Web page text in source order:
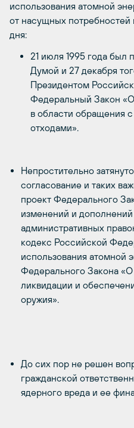
использования атомной
от насущных
дня:
21 июля 1995 года был
Думой и 27 декабря
Президентом
Федеральный Закон
в области обращения
отходами».
Непростительно
согласование и таких
проект Федерального
изменений и
административных
кодекс Российской
использования атомной
Федерального Закона «О
ликвидации и
оружия».
До сих пор не решен
гражданской
ядерного вреда и ее